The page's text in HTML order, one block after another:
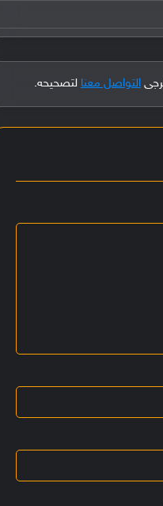
التواصل معنا لتصحيحه.